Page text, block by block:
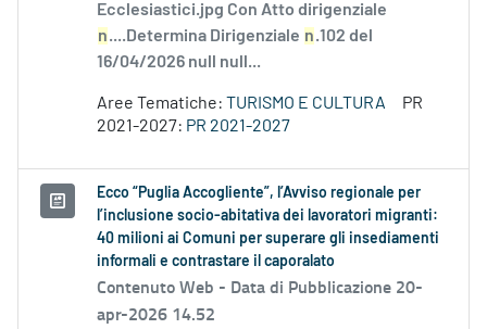
Ecclesiastici.jpg Con Atto dirigenziale
n....Determina Dirigenziale n.102 del
16/04/2026 null null...
Aree Tematiche: TURISMO E CULTURA
PR
2021-2027: PR 2021-2027
Ecco “Puglia Accogliente”, l’Avviso regionale per
l’inclusione socio-abitativa dei lavoratori migranti:
40 milioni ai Comuni per superare gli insediamenti
informali e contrastare il caporalato
Contenuto Web - Data di Pubblicazione 20-
apr-2026 14.52